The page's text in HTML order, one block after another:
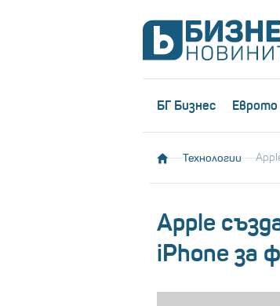
БГ Бизнес Еврото
Технологии
Apple
iPhone за